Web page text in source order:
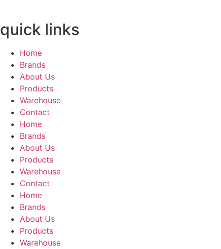
quick links
Home
Brands
About Us
Products
Warehouse
Contact
Home
Brands
About Us
Products
Warehouse
Contact
Home
Brands
About Us
Products
Warehouse